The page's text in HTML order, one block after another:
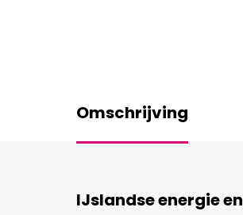
Omschrijving
IJslandse energie